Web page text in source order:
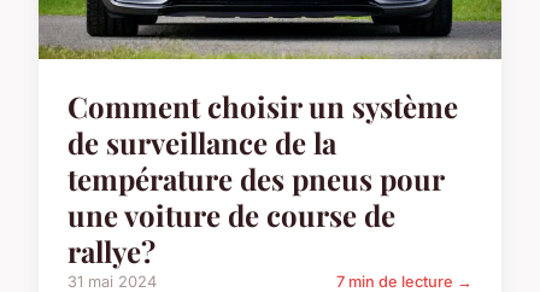
Comment choisir un système
de surveillance de la
température des pneus pour
une voiture de course de
rallye?
31 mai 2024 7 min de lecture →